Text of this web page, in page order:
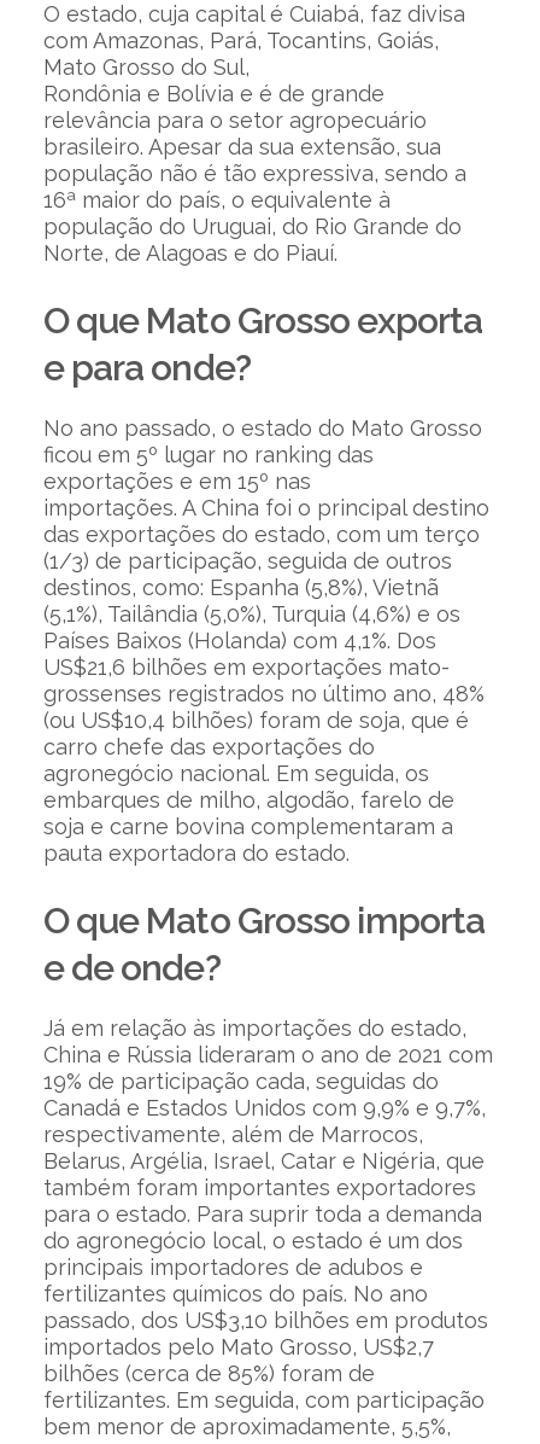
O estado, cuja capital é Cuiabá, faz divisa
com Amazonas, Pará, Tocantins, Goiás,
Mato Grosso do Sul,
Rondônia e Bolívia e é de grande
relevância para o setor agropecuário
brasileiro. Apesar da sua extensão, sua
população não é tão expressiva, sendo a
16ª maior do país, o equivalente à
população do Uruguai, do Rio Grande do
Norte, de Alagoas e do Piauí.
O que Mato Grosso exporta
e para onde?
No ano passado, o estado do Mato Grosso
ficou em 5º lugar no ranking das
exportações e em 15º nas
importações. A China foi o principal destino
das exportações do estado, com um terço
(1/3) de participação, seguida de outros
destinos, como: Espanha (5,8%), Vietnã
(5,1%), Tailândia (5,0%), Turquia (4,6%) e os
Países Baixos (Holanda) com 4,1%. Dos
US$21,6 bilhões em exportações mato-
grossenses registrados no último ano, 48%
(ou US$10,4 bilhões) foram de soja, que é
carro chefe das exportações do
agronegócio nacional. Em seguida, os
embarques de milho, algodão, farelo de
soja e carne bovina complementaram a
pauta exportadora do estado.
O que Mato Grosso importa
e de onde?
Já em relação às importações do estado,
China e Rússia lideraram o ano de 2021 com
19% de participação cada, seguidas do
Canadá e Estados Unidos com 9,9% e 9,7%,
respectivamente, além de Marrocos,
Belarus, Argélia, Israel, Catar e Nigéria, que
também foram importantes exportadores
para o estado. Para suprir toda a demanda
do agronegócio local, o estado é um dos
principais importadores de adubos e
fertilizantes químicos do país. No ano
passado, dos US$3,10 bilhões em produtos
importados pelo Mato Grosso, US$2,7
bilhões (cerca de 85%) foram de
fertilizantes. Em seguida, com participação
bem menor de aproximadamente, 5,5%,